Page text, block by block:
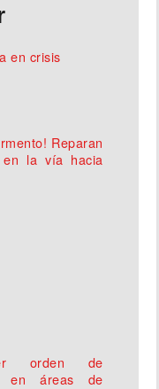
en crisis
Reparan
en la vía hacia
orden de
en áreas de